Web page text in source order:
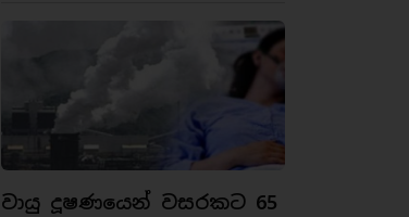
වායු දූෂණයෙන් වසරකට 65